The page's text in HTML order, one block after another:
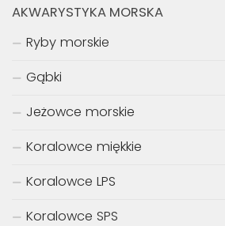
AKWARYSTYKA MORSKA
Ryby morskie
Gąbki
Jeżowce morskie
Koralowce miękkie
Koralowce LPS
Koralowce SPS